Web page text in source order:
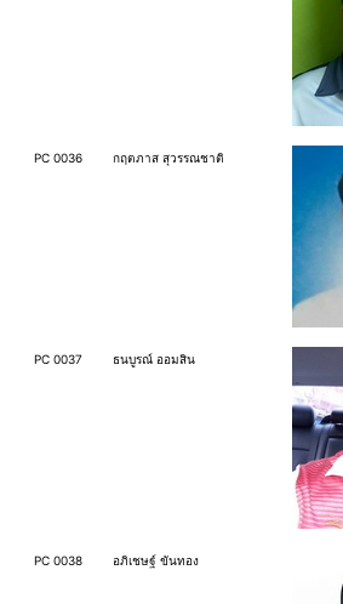
PC 0036 กฤตภาส สุวรรณชาติ
PC 0037 ธนบูรณ์ ออมสิน
PC 0038 อภิเชษฐ์ ขันทอง